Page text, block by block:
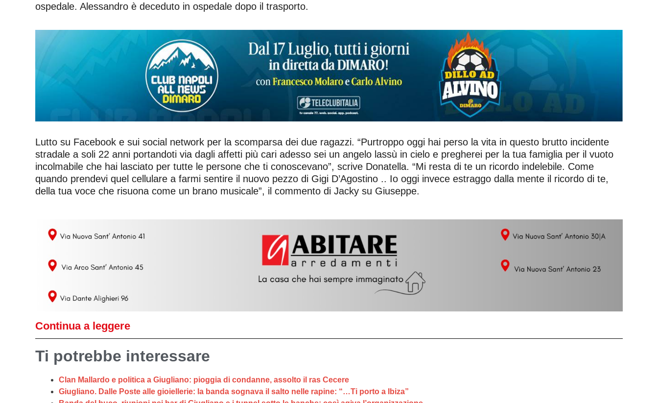
ospedale. Alessandro è deceduto in ospedale dopo il trasporto.
Lutto su Facebook e sui social network per la scomparsa dei due ragazzi. “Purtroppo oggi hai perso la vita in questo brutto incidente
stradale a soli 22 anni portandoti via dagli affetti più cari adesso sei un angelo lassù in cielo e pregherei per la tua famiglia per il vuoto
incolmabile che hai lasciato per tutte le persone che ti conoscevano”, scrive Donatella. “Mi resta di te un ricordo indelebile. Come
quando prendevi quel cellulare a farmi sentire il nuovo pezzo di Gigi D’Agostino .. Io oggi invece estraggo dalla mente il ricordo di te,
della tua voce che risuona come un brano musicale”, il commento di Jacky su Giuseppe.
Continua a leggere
Ti potrebbe interessare
Clan Mallardo e politica a Giugliano: pioggia di condanne, assolto il ras Cecere
Giugliano. Dalle Poste alle gioiellerie: la banda sognava il salto nelle rapine: “…Ti porto a Ibiza”